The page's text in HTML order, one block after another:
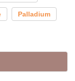
Palladium